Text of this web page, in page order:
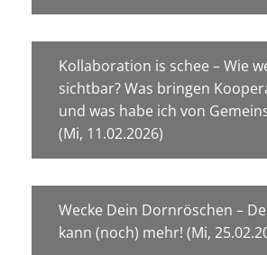
Kollaboration is schee – Wie
sichtbar? Was bringen
und was habe ich von
(Mi, 11.02.2026)
Wecke Dein Dornröschen –
kann (noch) mehr! (Mi,